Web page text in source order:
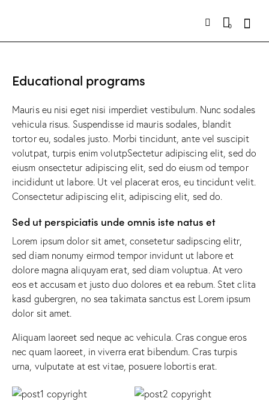
0
Educational programs
Mauris eu nisi eget nisi imperdiet vestibulum. Nunc sodales
vehicula risus. Suspendisse id mauris sodales, blandit
tortor eu, sodales justo. Morbi tincidunt, ante vel suscipit
volutpat, turpis enim volutpSectetur adipiscing elit, sed do
eiusm onsectetur adipiscing elit, sed do eiusm od tempor
incididunt ut labore. Ut vel placerat eros, eu tincidunt velit.
Consectetur adipiscing elit, adipiscing elit, sed do.
Sed ut perspiciatis unde omnis iste natus et
Lorem ipsum dolor sit amet, consetetur sadipscing elitr,
sed diam nonumy eirmod tempor invidunt ut labore et
dolore magna aliquyam erat, sed diam voluptua. At vero
eos et accusam et justo duo dolores et ea rebum. Stet clita
kasd gubergren, no sea takimata sanctus est Lorem ipsum
dolor sit amet.
Aliquam laoreet sed neque ac vehicula. Cras congue eros
nec quam laoreet, in viverra erat bibendum. Cras turpis
urna, vulputate at est vitae, posuere lobortis erat.